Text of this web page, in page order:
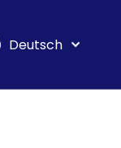
Deutsch
Français